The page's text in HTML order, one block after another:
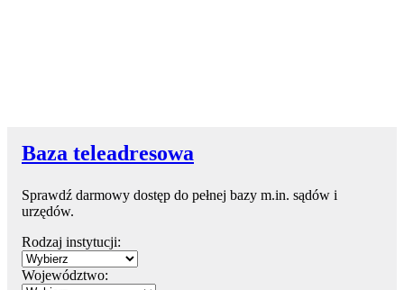
Baza teleadresowa
Sprawdź darmowy dostęp do pełnej bazy m.in. sądów i
urzędów.
Rodzaj instytucji:
Województwo: